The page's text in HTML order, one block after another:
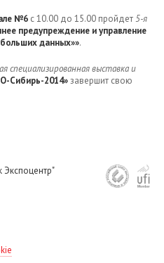
№6 с 10.00 до 15.00 пройдет5-я
предупреждение и управление
данных»».
специализированная выставка и
Сибирь-2014»завершит свою